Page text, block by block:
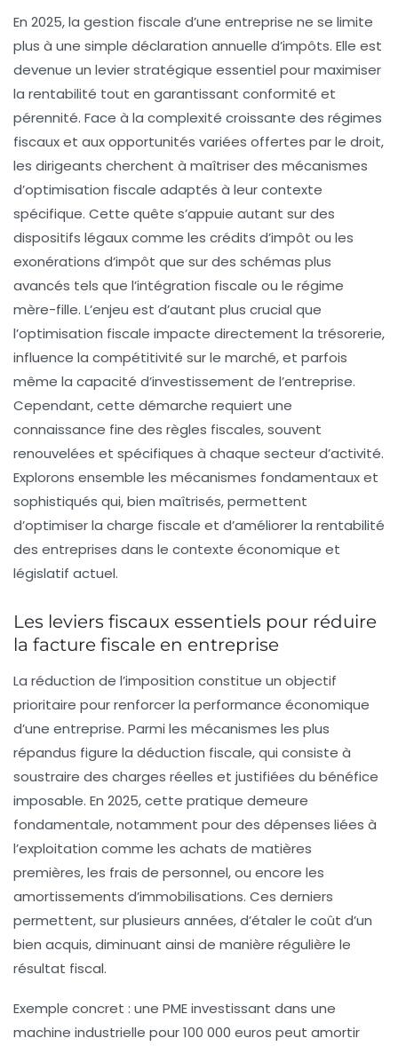
En 2025, la gestion fiscale d’une entreprise ne se limite
plus à une simple déclaration annuelle d’impôts. Elle est
devenue un levier stratégique essentiel pour maximiser
la rentabilité tout en garantissant conformité et
pérennité. Face à la complexité croissante des régimes
fiscaux et aux opportunités variées offertes par le droit,
les dirigeants cherchent à maîtriser des mécanismes
d’optimisation fiscale adaptés à leur contexte
spécifique. Cette quête s’appuie autant sur des
dispositifs légaux comme les crédits d’impôt ou les
exonérations d’impôt que sur des schémas plus
avancés tels que l’intégration fiscale ou le régime
mère-fille. L’enjeu est d’autant plus crucial que
l’optimisation fiscale impacte directement la trésorerie,
influence la compétitivité sur le marché, et parfois
même la capacité d’investissement de l’entreprise.
Cependant, cette démarche requiert une
connaissance fine des règles fiscales, souvent
renouvelées et spécifiques à chaque secteur d’activité.
Explorons ensemble les mécanismes fondamentaux et
sophistiqués qui, bien maîtrisés, permettent
d’optimiser la charge fiscale et d’améliorer la rentabilité
des entreprises dans le contexte économique et
législatif actuel.
Les leviers fiscaux essentiels pour réduire
la facture fiscale en entreprise
La réduction de l’imposition constitue un objectif
prioritaire pour renforcer la performance économique
d’une entreprise. Parmi les mécanismes les plus
répandus figure la déduction fiscale, qui consiste à
soustraire des charges réelles et justifiées du bénéfice
imposable. En 2025, cette pratique demeure
fondamentale, notamment pour des dépenses liées à
l’exploitation comme les achats de matières
premières, les frais de personnel, ou encore les
amortissements d’immobilisations. Ces derniers
permettent, sur plusieurs années, d’étaler le coût d’un
bien acquis, diminuant ainsi de manière régulière le
résultat fiscal.
Exemple concret : une PME investissant dans une
machine industrielle pour 100 000 euros peut amortir